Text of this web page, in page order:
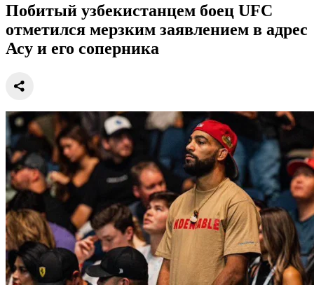
Побитый узбекистанцем боец UFC
отметился мерзким заявлением в адрес
Асу и его соперника